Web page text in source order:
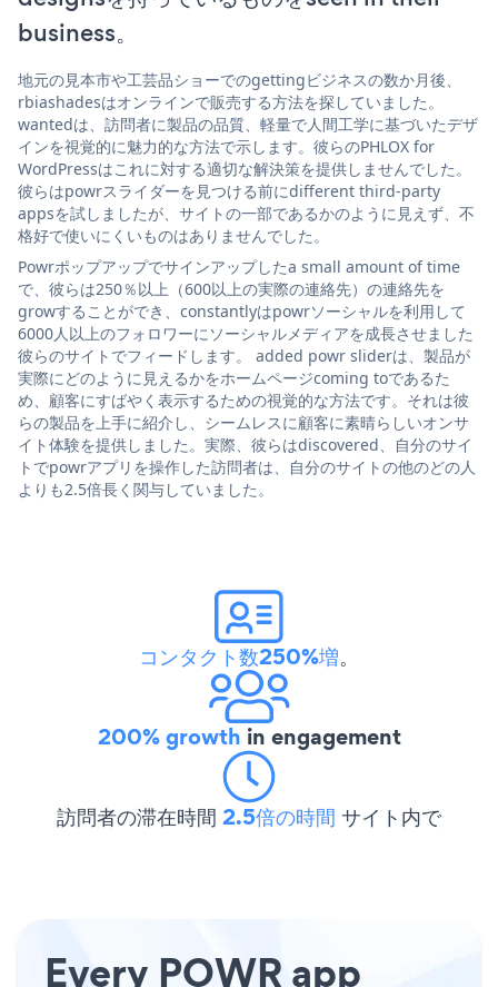
business。
地元の見本市や工芸品ショーでのgettingビジネスの数か月後、
rbiashadesはオンラインで販売する方法を探していました。
wantedは、訪問者に製品の品質、軽量で人間工学に基づいたデザ
インを視覚的に魅力的な方法で示します。彼らのPHLOX for
WordPressはこれに対する適切な解決策を提供しませんでした。
彼らはpowrスライダーを見つける前にdifferent third-party
appsを試しましたが、サイトの一部であるかのように見えず、不
格好で使いにくいものはありませんでした。
Powrポップアップでサインアップしたa small amount of time
で、彼らは250％以上（600以上の実際の連絡先）の連絡先を
growすることができ、constantlyはpowrソーシャルを利用して
6000人以上のフォロワーにソーシャルメディアを成長させました
彼らのサイトでフィードします。 added powr sliderは、製品が
実際にどのように見えるかをホームページcoming toであるた
め、顧客にすばやく表示するための視覚的な方法です。それは彼
らの製品を上手に紹介し、シームレスに顧客に素晴らしいオンサ
イト体験を提供しました。実際、彼らはdiscovered、自分のサイ
トでpowrアプリを操作した訪問者は、自分のサイトの他のどの人
よりも2.5倍長く関与していました。
コンタクト数250%増。
200% growth in engagement
訪問者の滞在時間 2.5倍の時間 サイト内で
Every POWR app